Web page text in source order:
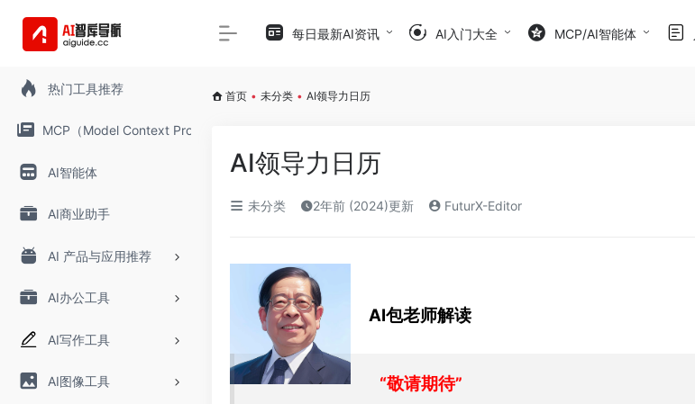
热门工具推荐
MCP（Model Context Protocol）
AI智能体
AI商业助手
AI 产品与应用推荐
AI办公工具
AI写作工具
AI图像工具
每日最新AI资讯 AI入门大全 MCP/AI智能体
首页 • 未分类 • AI领导力日历
AI领导力日历
未分类 2年前 (2024)更新 FuturX-Editor
AI包老师解读
“敬请期待”